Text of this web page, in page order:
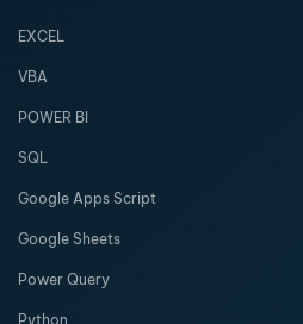
EXCEL
VBA
POWER BI
SQL
Google Apps Script
Google Sheets
Power Query
Python